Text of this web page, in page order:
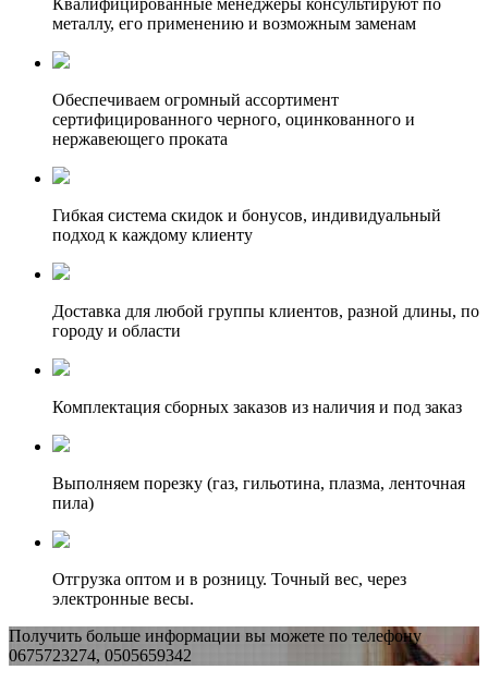
Квалифицированные менеджеры консультируют по
металлу, его применению и возможным заменам
Обеспечиваем огромный ассортимент
сертифицированного черного, оцинкованного и
нержавеющего проката
Гибкая система скидок и бонусов, индивидуальный
подход к каждому клиенту
Доставка для любой группы клиентов, разной длины, по
городу и области
Комплектация сборных заказов из наличия и под заказ
Выполняем порезку (газ, гильотина, плазма, ленточная
пила)
Отгрузка оптом и в розницу. Точный вес, через
электронные весы.
Получить больше информации вы можете по телефону
0675723274, 0505659342